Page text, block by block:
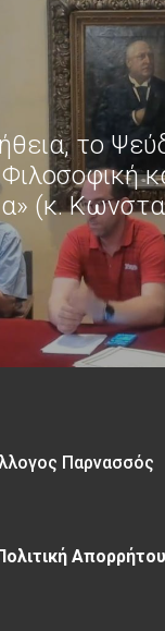
το
(κ.
Παρνασσός
Απορρήτου